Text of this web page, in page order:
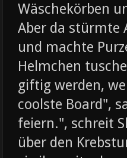
Wäschekörben
Aber da stürmte
und machte
Helmchen
giftig werden,
coolste Board",
feiern.", schreit
über den